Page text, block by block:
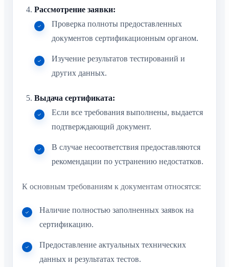
Рассмотрение заявки:
Проверка полноты предоставленных
документов сертификационным органом.
Изучение результатов тестирований и
других данных.
Выдача сертификата:
Если все требования выполнены, выдается
подтверждающий документ.
В случае несоответствия предоставляются
рекомендации по устранению недостатков.
К основным требованиям к документам относятся:
Наличие полностью заполненных заявок на
сертификацию.
Предоставление актуальных технических
данных и результатах тестов.